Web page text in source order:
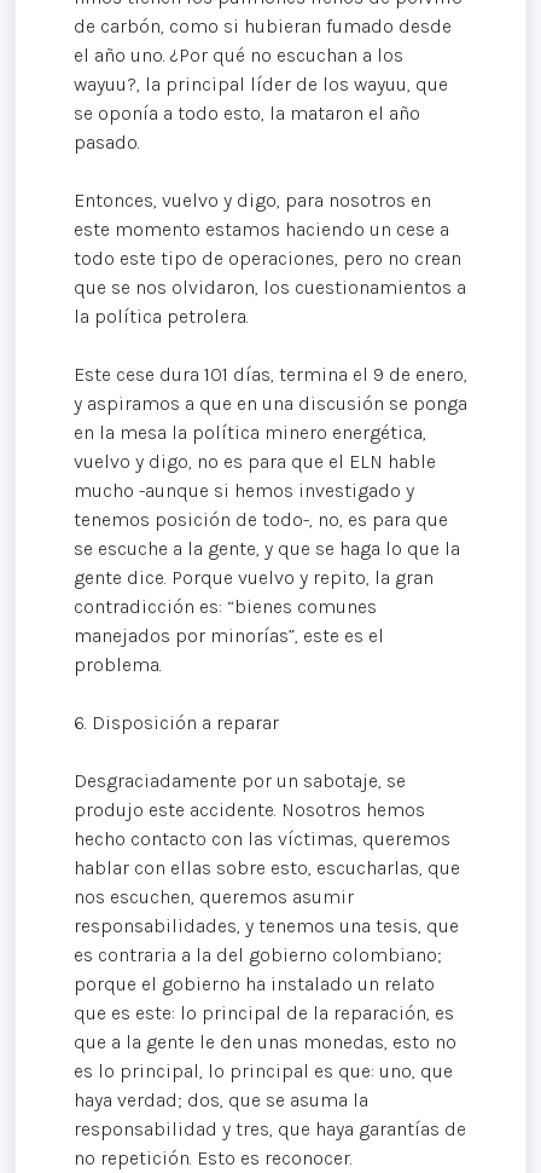
de carbón, como si hubieran fumado desde
el año uno. ¿Por qué no escuchan a los
wayuu?, la principal líder de los wayuu, que
se oponía a todo esto, la mataron el año
pasado.
Entonces, vuelvo y digo, para nosotros en
este momento estamos haciendo un cese a
todo este tipo de operaciones, pero no crean
que se nos olvidaron, los cuestionamientos a
la política petrolera.
Este cese dura 101 días, termina el 9 de enero,
y aspiramos a que en una discusión se ponga
en la mesa la política minero energética,
vuelvo y digo, no es para que el ELN hable
mucho -aunque si hemos investigado y
tenemos posición de todo-, no, es para que
se escuche a la gente, y que se haga lo que la
gente dice. Porque vuelvo y repito, la gran
contradicción es: “bienes comunes
manejados por minorías”, este es el
problema.
6. Disposición a reparar
Desgraciadamente por un sabotaje, se
produjo este accidente. Nosotros hemos
hecho contacto con las víctimas, queremos
hablar con ellas sobre esto, escucharlas, que
nos escuchen, queremos asumir
responsabilidades, y tenemos una tesis, que
es contraria a la del gobierno colombiano;
porque el gobierno ha instalado un relato
que es este: lo principal de la reparación, es
que a la gente le den unas monedas, esto no
es lo principal, lo principal es que: uno, que
haya verdad; dos, que se asuma la
responsabilidad y tres, que haya garantías de
no repetición. Esto es reconocer.